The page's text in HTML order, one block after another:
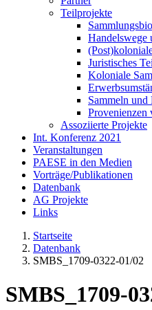
Teilprojekte
Handelswege
Juristisches
Koloniale
Sammeln und
Provenienzen
Assoziierte Projekte
Int. Konferenz 2021
Veranstaltungen
PAESE in den Medien
Vorträge/Publikationen
Datenbank
AG Projekte
Links
Startseite
Datenbank
SMBS_1709-0322-01/02
SMBS_1709-